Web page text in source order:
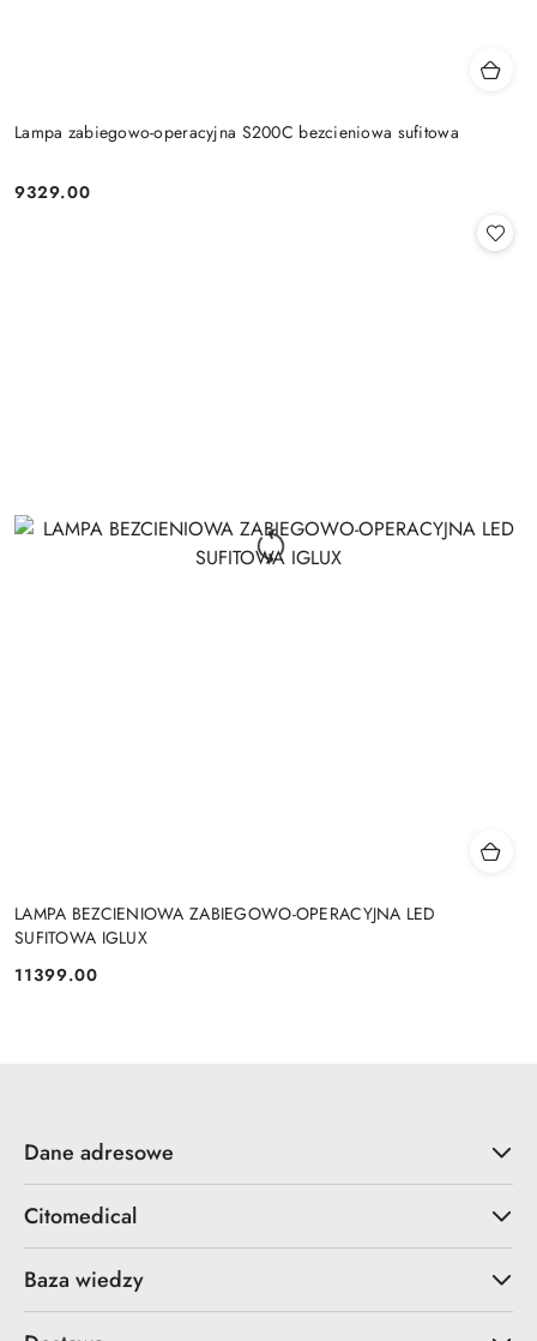
Lampa zabiegowo-operacyjna S200C bezcieniowa sufitowa
Cena:
9329.00
LAMPA BEZCIENIOWA ZABIEGOWO-OPERACYJNA LED
SUFITOWA IGLUX
Cena:
11399.00
Dane adresowe
Citomedical
Baza wiedzy